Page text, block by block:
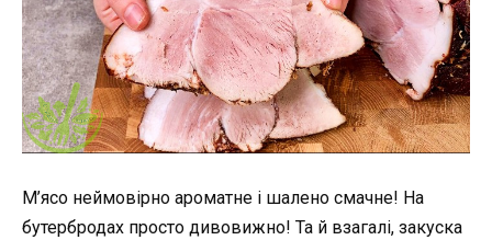
М’ясо неймовірно ароматне і шалено смачне! На
бутербродах просто дивовижно! Та й взагалі, закуска